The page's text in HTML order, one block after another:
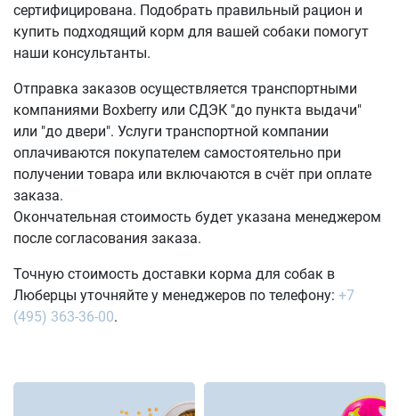
сертифицирована. Подобрать правильный рацион и
купить подходящий корм для вашей собаки помогут
наши консультанты.
Отправка заказов осуществляется транспортными
компаниями Boxberry или СДЭК "до пункта выдачи"
или "до двери". Услуги транспортной компании
оплачиваются покупателем самостоятельно при
получении товара или включаются в счёт при оплате
заказа.
Окончательная стоимость будет указана менеджером
после согласования заказа.
Точную стоимость доставки корма для собак в
Люберцы уточняйте у менеджеров по телефону: +7
(495) 363-36-00.